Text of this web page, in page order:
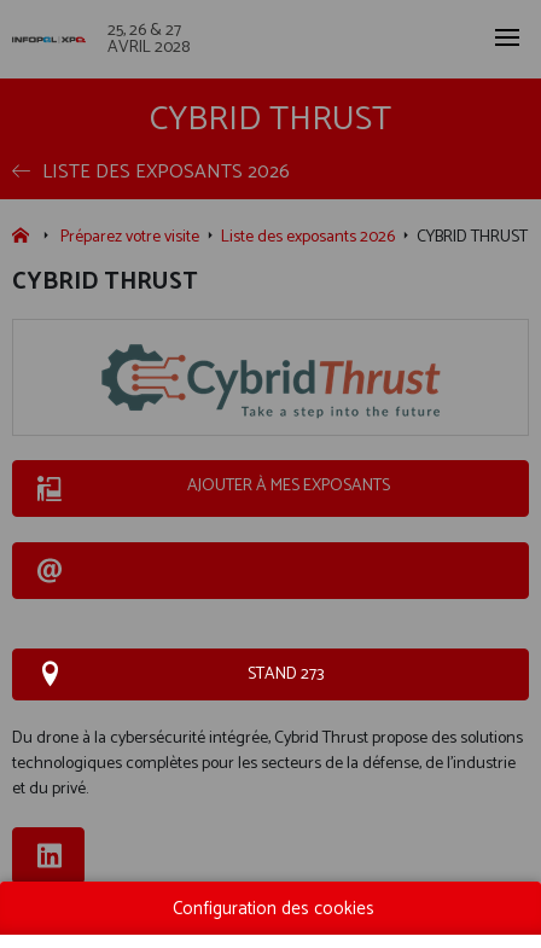
25, 26 & 27
AVRIL 2028
CYBRID THRUST
LISTE DES EXPOSANTS 2026
Préparez votre visite Liste des exposants 2026 CYBRID THRUST
CYBRID THRUST
AJOUTER À MES EXPOSANTS
STAND 273
Du drone à la cybersécurité intégrée, Cybrid Thrust propose des solutions
technologiques complètes pour les secteurs de la défense, de l'industrie
et du privé.
SITE WEB CATALOGUE
Configuration des cookies